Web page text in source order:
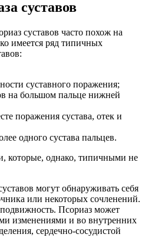
суставов
суставов часто похож на
имеется ряд типичных
суставного поражения;
на большом пальце нижней
поражения сустава, отек и
одного сустава пальцев.
которые, однако, типичными не
могут обнаруживать себя
или некоторых сочленений.
Псориаз может
изменениями и во внутренних
сердечно-сосудистой